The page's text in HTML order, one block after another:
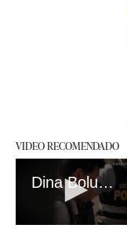
VIDEO RECOMENDADO
Dina Boluarte: las reuniones que prueban la injerencia de la presidenta en el Eficcop #VideosEC #UI